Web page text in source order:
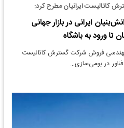
کاتالیست ایرانیان مطرح کرد:
ایرانی در بازار جهانی
تا ورود به باشگاه
فروش شرکت گسترش کاتالیست
در بومی‌سازی…